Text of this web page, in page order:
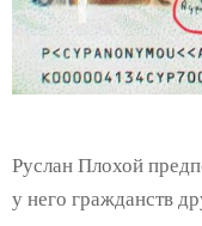
Руслан Плохой
у него гражданств